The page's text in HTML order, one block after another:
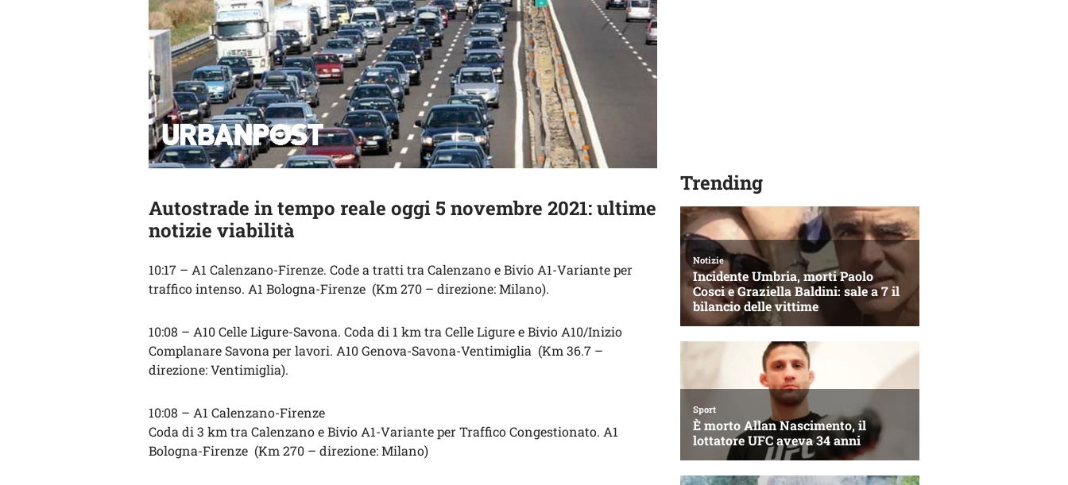
Autostrade in tempo reale oggi 5 novembre 2021: ultime
notizie viabilità
10:17 – A1 Calenzano-Firenze. Code a tratti tra Calenzano e Bivio A1-Variante per
traffico intenso. A1 Bologna-Firenze (Km 270 – direzione: Milano).
10:08 – A10 Celle Ligure-Savona. Coda di 1 km tra Celle Ligure e Bivio A10/Inizio
Complanare Savona per lavori. A10 Genova-Savona-Ventimiglia (Km 36.7 –
direzione: Ventimiglia).
10:08 – A1 Calenzano-Firenze
Coda di 3 km tra Calenzano e Bivio A1-Variante per Traffico Congestionato. A1
Bologna-Firenze (Km 270 – direzione: Milano)
Trending